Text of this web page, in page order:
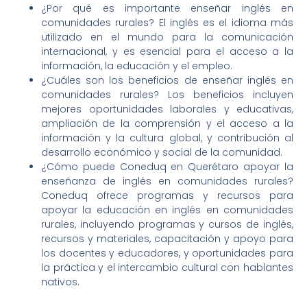
¿Por qué es importante enseñar inglés en
comunidades rurales? El inglés es el idioma más
utilizado en el mundo para la comunicación
internacional, y es esencial para el acceso a la
información, la educación y el empleo.
¿Cuáles son los beneficios de enseñar inglés en
comunidades rurales? Los beneficios incluyen
mejores oportunidades laborales y educativas,
ampliación de la comprensión y el acceso a la
información y la cultura global, y contribución al
desarrollo económico y social de la comunidad.
¿Cómo puede Coneduq en Querétaro apoyar la
enseñanza de inglés en comunidades rurales?
Coneduq ofrece programas y recursos para
apoyar la educación en inglés en comunidades
rurales, incluyendo programas y cursos de inglés,
recursos y materiales, capacitación y apoyo para
los docentes y educadores, y oportunidades para
la práctica y el intercambio cultural con hablantes
nativos.